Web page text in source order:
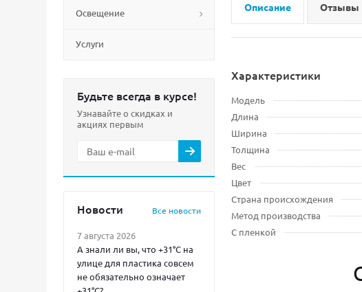
Освещение
Услуги
Будьте всегда в курсе!
Узнавайте о скидках и
акциях первым
Новости Все новости
7 августа 2026
А знали ли вы, что +31°C на
улице для пластика совсем
не обязательно означает
Описание Отзывы
Характеристики
Модель
Длина
Ширина
Толщина
Вес
Цвет
Страна происхождения
Метод производства
С пленкой